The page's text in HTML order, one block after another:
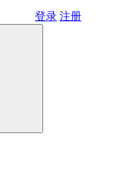
登录 注册